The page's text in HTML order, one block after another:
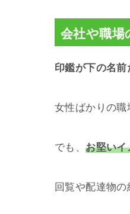
会社や職場
印鑑が下の名前
女性ばかりの職
でも、お堅いイ
回覧や配達物